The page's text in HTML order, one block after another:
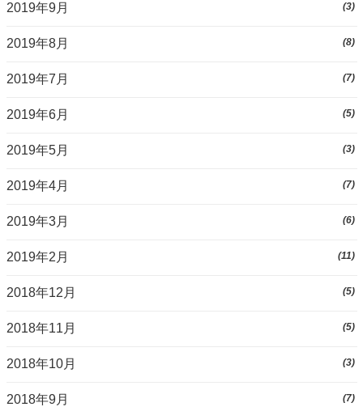
2019年9月 (3)
2019年8月 (8)
2019年7月 (7)
2019年6月 (5)
2019年5月 (3)
2019年4月 (7)
2019年3月 (6)
2019年2月 (11)
2018年12月 (5)
2018年11月 (5)
2018年10月 (3)
2018年9月 (7)